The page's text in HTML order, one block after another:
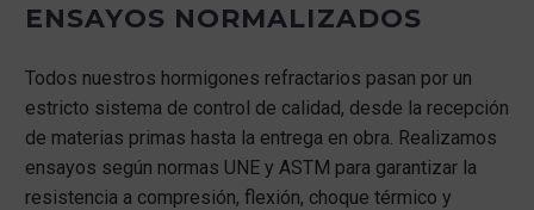
ENSAYOS NORMALIZADOS
Todos nuestros hormigones refractarios pasan por un
estricto sistema de control de calidad, desde la recepción
de materias primas hasta la entrega en obra. Realizamos
ensayos según normas UNE y ASTM para garantizar la
resistencia a compresión, flexión, choque térmico y